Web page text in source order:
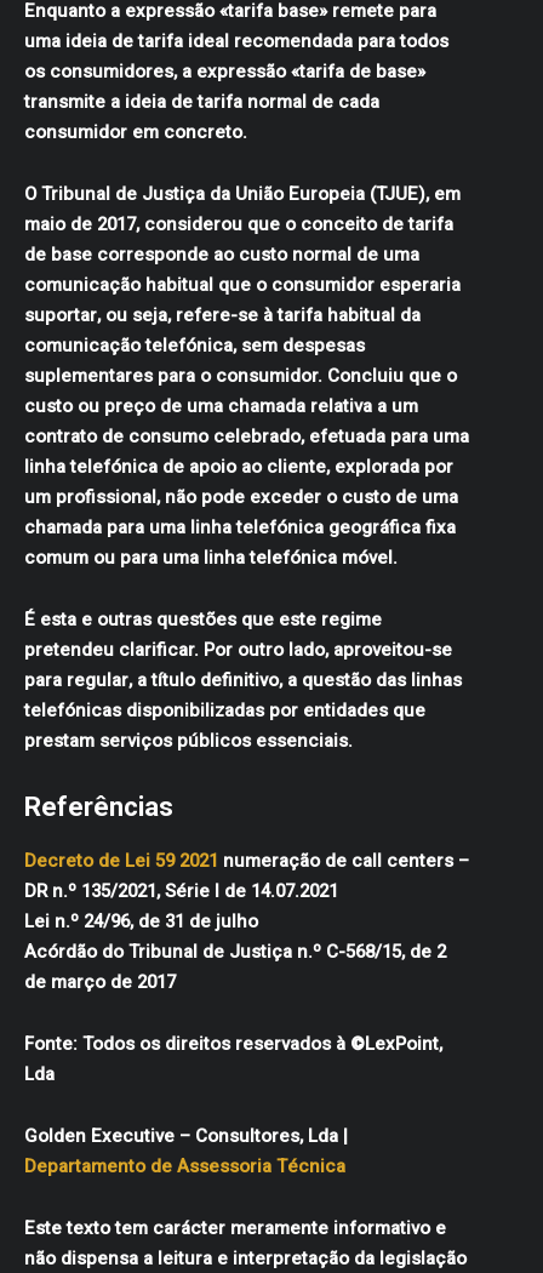
Enquanto a expressão «tarifa base» remete para
uma ideia de tarifa ideal recomendada para todos
os consumidores, a expressão «tarifa de base»
transmite a ideia de tarifa normal de cada
consumidor em concreto.
O Tribunal de Justiça da União Europeia (TJUE), em
maio de 2017, considerou que o conceito de tarifa
de base corresponde ao custo normal de uma
comunicação habitual que o consumidor esperaria
suportar, ou seja, refere-se à tarifa habitual da
comunicação telefónica, sem despesas
suplementares para o consumidor. Concluiu que o
custo ou preço de uma chamada relativa a um
contrato de consumo celebrado, efetuada para uma
linha telefónica de apoio ao cliente, explorada por
um profissional, não pode exceder o custo de uma
chamada para uma linha telefónica geográfica fixa
comum ou para uma linha telefónica móvel.
É esta e outras questões que este regime
pretendeu clarificar. Por outro lado, aproveitou-se
para regular, a título definitivo, a questão das linhas
telefónicas disponibilizadas por entidades que
prestam serviços públicos essenciais.
Referências
Decreto de Lei 59 2021 numeração de call centers –
DR n.º 135/2021, Série I de 14.07.2021
Lei n.º 24/96, de 31 de julho
Acórdão do Tribunal de Justiça n.º C-568/15, de 2
de março de 2017
Fonte: Todos os direitos reservados à ©LexPoint,
Lda
Golden Executive – Consultores, Lda |
Departamento de Assessoria Técnica
Este texto tem carácter meramente informativo e
não dispensa a leitura e interpretação da legislação